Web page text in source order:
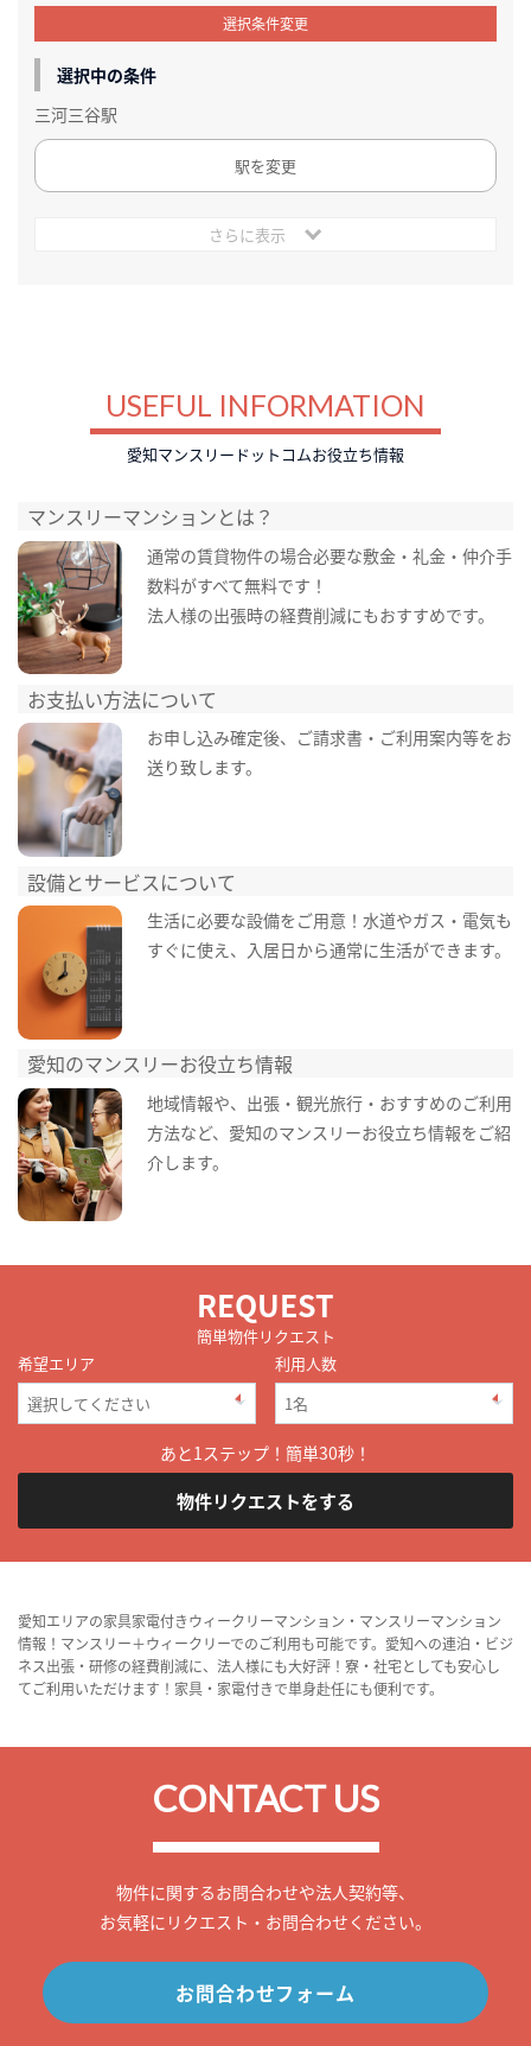
選択条件変更
選択中の条件
三河三谷駅
駅を変更
さらに表示
USEFUL INFORMATION
愛知マンスリードットコムお役立ち情報
マンスリーマンションとは？
通常の賃貸物件の場合必要な敷金・礼金・仲介手
数料がすべて無料です！
法人様の出張時の経費削減にもおすすめです。
お支払い方法について
お申し込み確定後、ご請求書・ご利用案内等をお
送り致します。
設備とサービスについて
生活に必要な設備をご用意！水道やガス・電気も
すぐに使え、入居日から通常に生活ができます。
愛知のマンスリーお役立ち情報
地域情報や、出張・観光旅行・おすすめのご利用
方法など、愛知のマンスリーお役立ち情報をご紹
介します。
REQUEST
簡単物件リクエスト
希望エリア
利用人数
あと1ステップ！簡単30秒！
物件リクエストをする
愛知エリアの家具家電付きウィークリーマンション・マンスリーマンション
情報！マンスリー＋ウィークリーでのご利用も可能です。愛知への連泊・ビジ
ネス出張・研修の経費削減に、法人様にも大好評！寮・社宅としても安心し
てご利用いただけます！家具・家電付きで単身赴任にも便利です。
CONTACT US
物件に関するお問合わせや法人契約等、
お気軽にリクエスト・お問合わせください。
お問合わせフォーム